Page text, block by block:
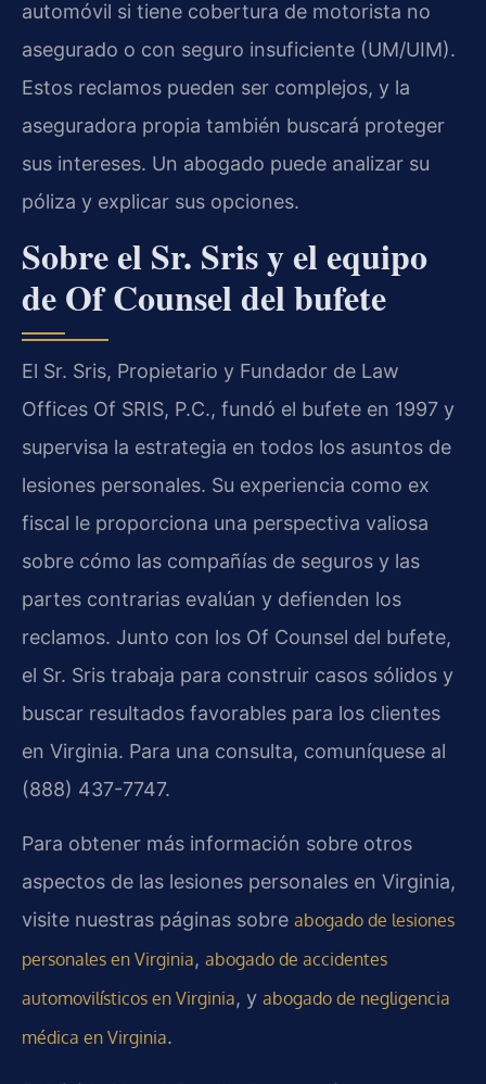
automóvil si tiene cobertura de motorista no
asegurado o con seguro insuficiente (UM/UIM).
Estos reclamos pueden ser complejos, y la
aseguradora propia también buscará proteger
sus intereses. Un abogado puede analizar su
póliza y explicar sus opciones.
Sobre el Sr. Sris y el equipo
de Of Counsel del bufete
El Sr. Sris, Propietario y Fundador de Law
Offices Of SRIS, P.C., fundó el bufete en 1997 y
supervisa la estrategia en todos los asuntos de
lesiones personales. Su experiencia como ex
fiscal le proporciona una perspectiva valiosa
sobre cómo las compañías de seguros y las
partes contrarias evalúan y defienden los
reclamos. Junto con los Of Counsel del bufete,
el Sr. Sris trabaja para construir casos sólidos y
buscar resultados favorables para los clientes
en Virginia. Para una consulta, comuníquese al
(888) 437-7747.
Para obtener más información sobre otros
aspectos de las lesiones personales en Virginia,
visite nuestras páginas sobre abogado de lesiones
personales en Virginia, abogado de accidentes
automovilísticos en Virginia, y abogado de negligencia
médica en Virginia.